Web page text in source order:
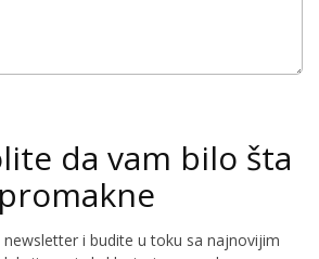
da vam bilo šta
promakne
newsletter i budite u toku sa najnovijim